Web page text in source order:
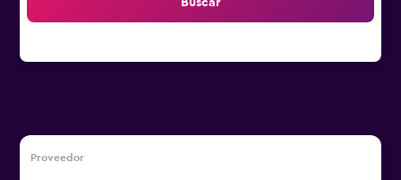
Buscar
Proveedor